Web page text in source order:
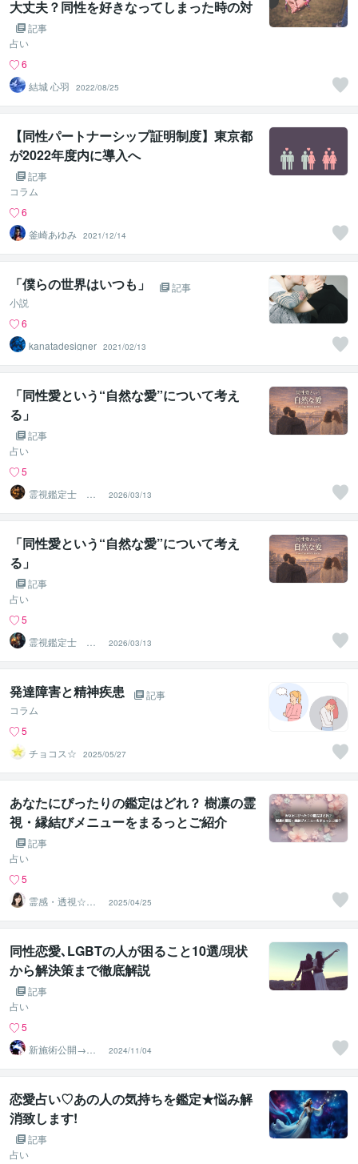
大丈夫？同性を好きなってしまった時の対
処法記事
占い
6
結城 心羽
2022/08/25
【同性パートナーシップ証明制度】東京都
が2022年度内に導入へ
記事
コラム
6
釜崎あゆみ 2021/12/14
「僕らの世界はいつも」
記事
小説
6
kanatadesigner 2021/02/13
「同性愛という“自然な愛”について考え
る」
記事
占い
5
霊視鑑定士 昴
流PRO ※ブログ
更新中
2026/03/13
「同性愛という“自然な愛”について考え
る」
記事
占い
5
霊視鑑定士 昴
流（すばる）※ブ
ログ更新中
2026/03/13
発達障害と精神疾患
記事
コラム
5
チョコス☆
2025/05/27
あなたにぴったりの鑑定はどれ？ 樹凛の霊
視・縁結びメニューをまるっとご紹介
記事
占い
5
霊感・透視☆樹
凛《jurin》
2025/04/25
同性恋愛､LGBTの人が困ること10選/現状
から解決策まで徹底解説
記事
占い
5
新施術公開→≪
相手意識強制変
化≫◆星桜龍
2024/11/04
恋愛占い♡あの人の気持ちを鑑定★悩み解
消致します!
記事
占い